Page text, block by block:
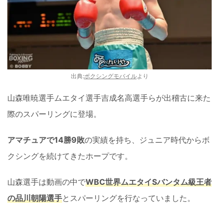
出典:ボクシングモバイルより
山森唯暁選手ムエタイ選手吉成名高選手らが出稽古に来た
際のスパーリングに登場。
アマチュアで14勝9敗の実績を持ち、ジュニア時代からボ
クシングを続けてきたホープです。
山森選手は動画の中でWBC世界ムエタイSバンタム級王者
の品川朝陽選手とスパーリングを行なっていました。